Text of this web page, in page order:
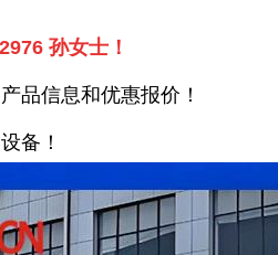
孙女士！
品信息和优惠报价！
设备 ！